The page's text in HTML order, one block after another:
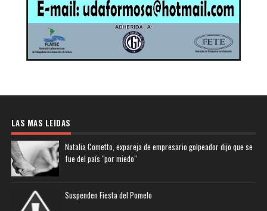
LAS MAS LEIDAS
Natalia Cometto, expareja de empresario golpeador dijo que se
fue del país "por miedo"
Suspenden Fiesta del Pomelo